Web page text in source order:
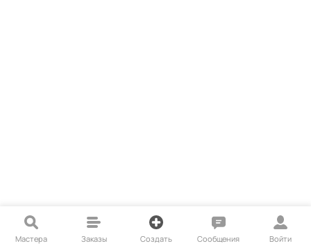
Мастера Заказы Создать Сообщения Войти